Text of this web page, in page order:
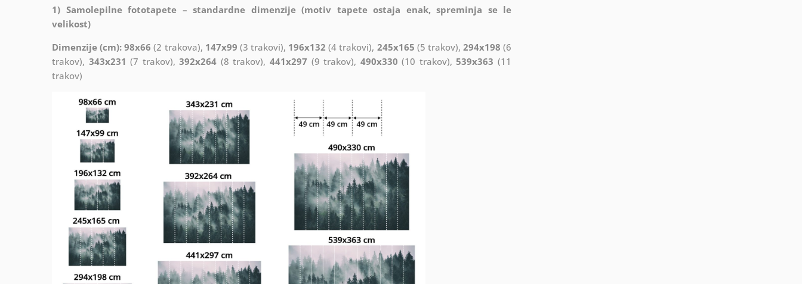
1) Samolepilne fototapete – standardne dimenzije (motiv tapete ostaja enak, spreminja se le
velikost)
Dimenzije (cm): 98x66 (2 trakova), 147x99 (3 trakovi), 196x132 (4 trakovi), 245x165 (5 trakov), 294x198 (6
trakov), 343x231 (7 trakov),392x264 (8 trakov),441x297 (9 trakov), 490x330 (10 trakov),539x363 (11
trakov)